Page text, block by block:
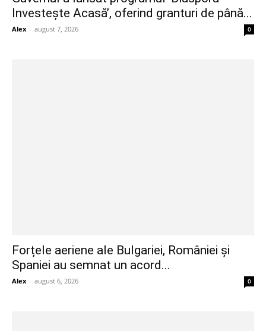
Investește Acasă’, oferind granturi de până...
Alex - august 7, 2026 0
Forțele aeriene ale Bulgariei, României și
Spaniei au semnat un acord...
Alex - august 6, 2026 0